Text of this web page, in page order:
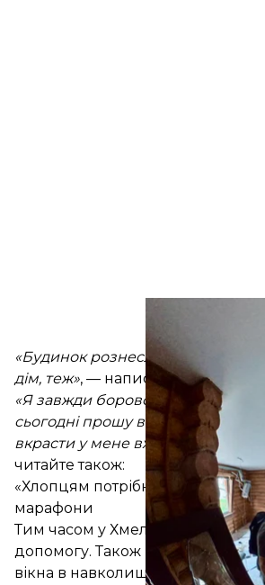
Будинок
«Будинок рознесло. Авто й т.д.
дім, теж», — написав він і
«Я завжди боровся за інших.
сьогодні прошу вас, українці:
вкрасти у мене вже вдруге»
, —
читайте також:
«Хлопцям потрібна позитивна
марафони
Тим часом у Хмельницькому
допомогу. Також росіяни
вікна в навколишніх будинках.